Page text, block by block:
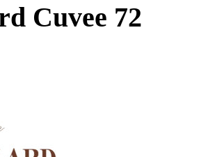
Cuvee 72